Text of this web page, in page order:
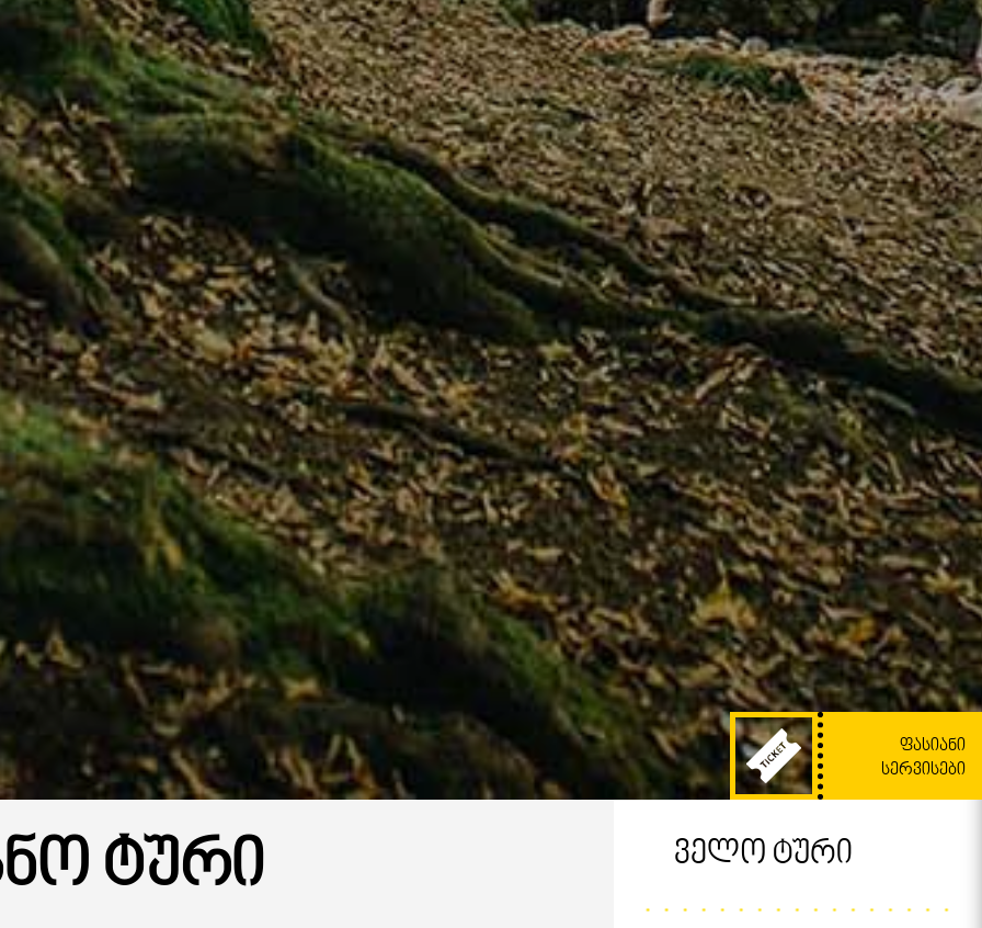
ᲤᲐᲡᲘᲐᲜᲘ
ᲡᲔᲠᲕᲘᲡᲔᲑᲘ
ტური Ველო Ტური